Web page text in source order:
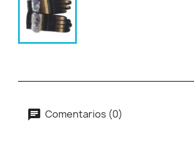
Comentarios (0)